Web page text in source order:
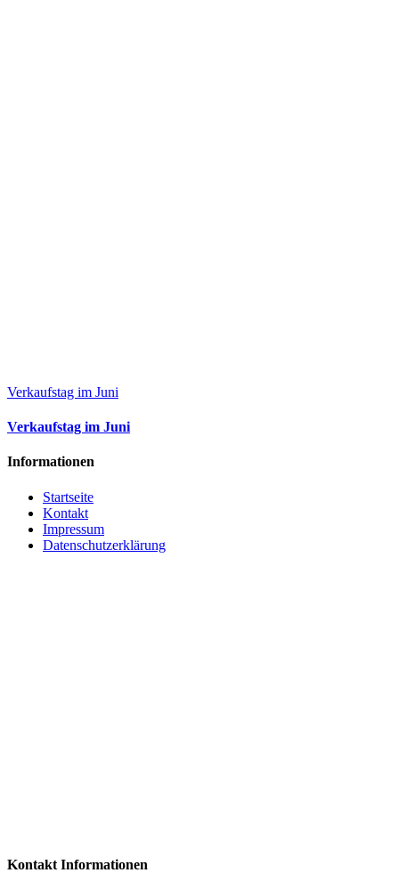
Verkaufstag im Juni
Verkaufstag im Juni
Informationen
Startseite
Kontakt
Impressum
Datenschutzerklärung
Kontakt Informationen